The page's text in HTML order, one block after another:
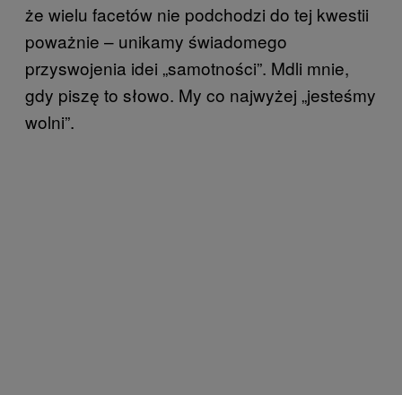
że wielu facetów nie podchodzi do tej kwestii
poważnie – unikamy świadomego
przyswojenia idei „samotności”. Mdli mnie,
gdy piszę to słowo. My co najwyżej „jesteśmy
wolni”.